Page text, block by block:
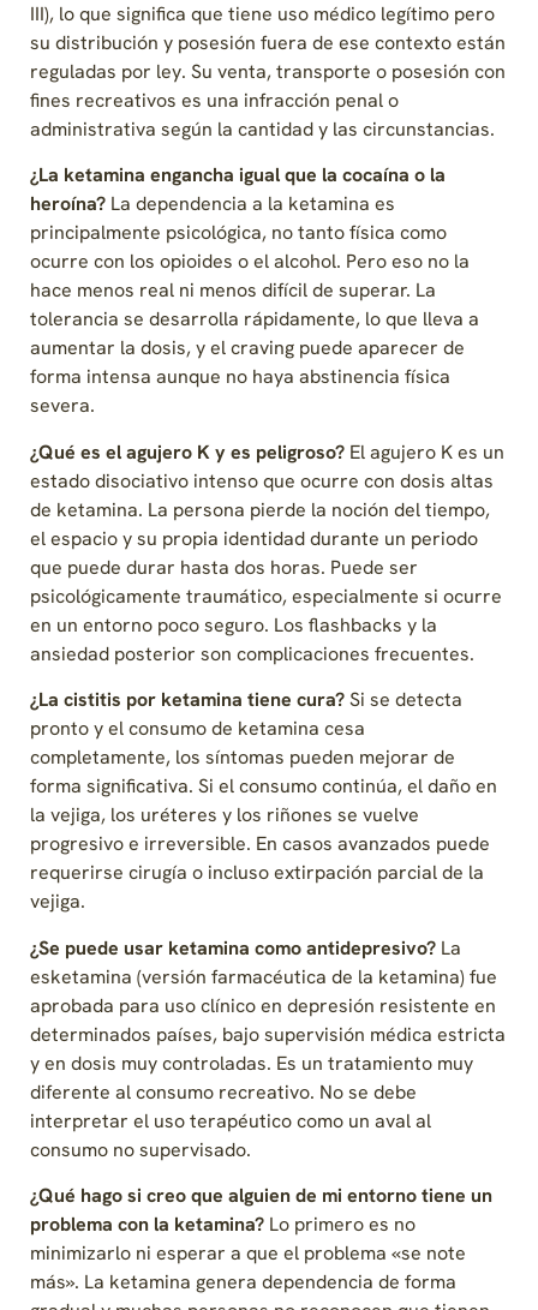
III), lo que significa que tiene uso médico legítimo pero
su distribución y posesión fuera de ese contexto están
reguladas por ley. Su venta, transporte o posesión con
fines recreativos es una infracción penal o
administrativa según la cantidad y las circunstancias.
¿La ketamina engancha igual que la cocaína o la
heroína? La dependencia a la ketamina es
principalmente psicológica, no tanto física como
ocurre con los opioides o el alcohol. Pero eso no la
hace menos real ni menos difícil de superar. La
tolerancia se desarrolla rápidamente, lo que lleva a
aumentar la dosis, y el craving puede aparecer de
forma intensa aunque no haya abstinencia física
severa.
¿Qué es el agujero K y es peligroso? El agujero K es un
estado disociativo intenso que ocurre con dosis altas
de ketamina. La persona pierde la noción del tiempo,
el espacio y su propia identidad durante un periodo
que puede durar hasta dos horas. Puede ser
psicológicamente traumático, especialmente si ocurre
en un entorno poco seguro. Los flashbacks y la
ansiedad posterior son complicaciones frecuentes.
¿La cistitis por ketamina tiene cura?Si se detecta
pronto y el consumo de ketamina cesa
completamente, los síntomas pueden mejorar de
forma significativa. Si el consumo continúa, el daño en
la vejiga, los uréteres y los riñones se vuelve
progresivo e irreversible. En casos avanzados puede
requerirse cirugía o incluso extirpación parcial de la
vejiga.
¿Se puede usar ketamina como antidepresivo? La
esketamina (versión farmacéutica de la ketamina) fue
aprobada para uso clínico en depresión resistente en
determinados países, bajo supervisión médica estricta
y en dosis muy controladas. Es un tratamiento muy
diferente al consumo recreativo. No se debe
interpretar el uso terapéutico como un aval al
consumo no supervisado.
¿Qué hago si creo que alguien de mi entorno tiene un
problema con la ketamina? Lo primero es no
minimizarlo ni esperar a que el problema «se note
más». La ketamina genera dependencia de forma